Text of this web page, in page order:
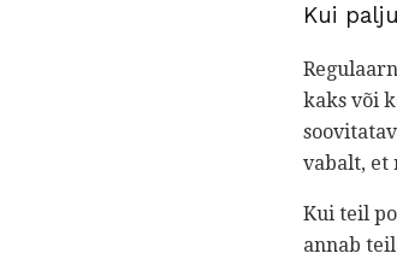
Kui
kaks või
vabalt, et
Kui teil
annab